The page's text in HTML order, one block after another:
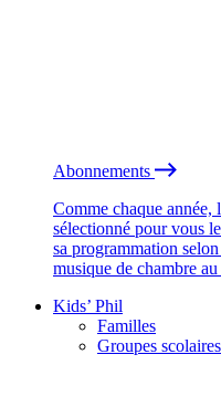
Abonnements
Comme chaque année,
sélectionné pour vous
sa programmation
musique de chambre
Kids’ Phil
Familles
Groupes scolaires